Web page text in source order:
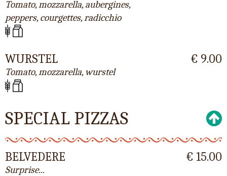
Tomato, mozzarella, aubergines,
peppers, courgettes, radicchio
WURSTEL
Tomato, mozzarella, wurstel
€ 9.00
SPECIAL PIZZAS
BELVEDERE
Surprise...
€ 15.00